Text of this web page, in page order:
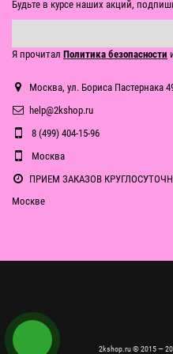
Будьте в курсе наших акций,
Я прочитал Политика безопасности
Москва, ул. Бориса Пастернака
help@2kshop.ru
8 (499) 404-15-96
Москва
ПРИЕМ ЗАКАЗОВ
Москве
2kshop.ru © 2015 —